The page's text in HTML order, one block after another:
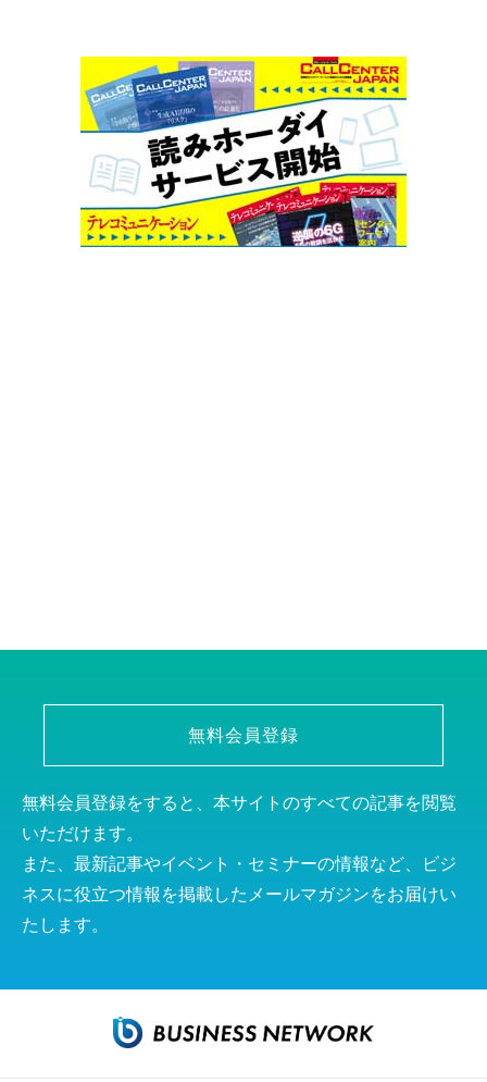
無料会員登録
無料会員登録をすると、本サイトのすべての記事を閲覧
いただけます。
また、最新記事やイベント・セミナーの情報など、ビジ
ネスに役立つ情報を掲載したメールマガジンをお届けい
たします。